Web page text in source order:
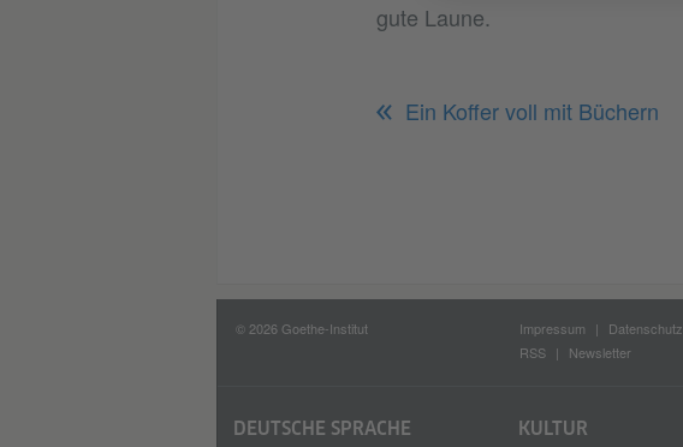
gute Laune.
Ein Koffer voll mit Büchern
© 2026 Goethe-Institut Impressum Datenschutz
RSS
Newsletter
DEUTSCHE SPRACHE KULTUR